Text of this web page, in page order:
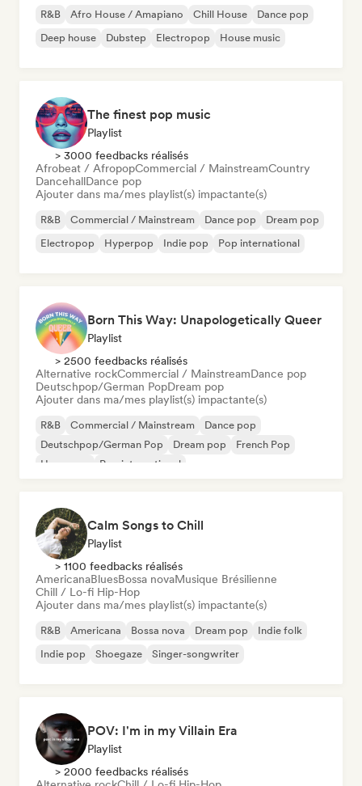
R&B Afro House / Amapiano Chill House
Dance pop
Deep house
Dubstep Electropop House music
The finest pop music
Playlist
> 3000 feedbacks réalisés
Afrobeat / AfropopCommercial / MainstreamCountry
DancehallDance pop
Ajouter dans ma/mes playlist(s) impactante(s)
R&B Commercial / Mainstream Dance pop
Dream pop
Electropop
Hyperpop Indie pop Pop international
Born This Way: Unapologetically Queer
Playlist
> 2500 feedbacks réalisés
Alternative rockCommercial / MainstreamDance pop
Deutschpop/German PopDream pop
Ajouter dans ma/mes playlist(s) impactante(s)
R&B Commercial / Mainstream
Dance pop
Deutschpop/German Pop
Dream pop
French Pop
Hyperpop
Pop international
Calm Songs to Chill
Playlist
> 1100 feedbacks réalisés
AmericanaBluesBossa novaMusique Brésilienne
Chill / Lo-fi Hip-Hop
Ajouter dans ma/mes playlist(s) impactante(s)
R&B Americana Bossa nova Dream pop
Indie folk
Indie pop
Shoegaze Singer-songwriter
POV: I'm in my Villain Era
Playlist
> 2000 feedbacks réalisés